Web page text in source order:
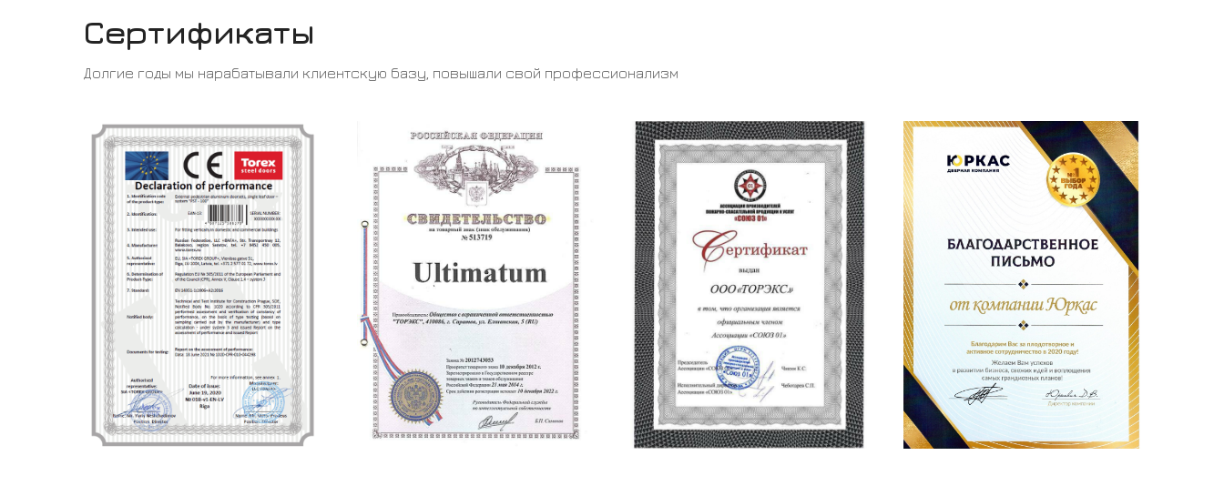
Сертификаты
Долгие годы мы нарабатывали клиентскую базу, повышали свой профессионализм